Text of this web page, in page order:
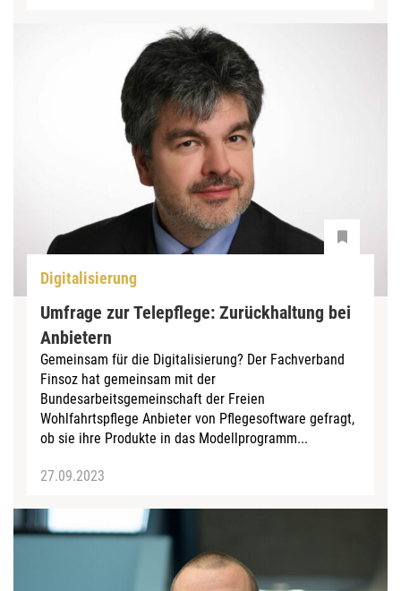
Digitalisierung
Umfrage zur Telepflege: Zurückhaltung bei
Anbietern
Gemeinsam für die Digitalisierung? Der Fachverband
Finsoz hat gemeinsam mit der
Bundesarbeitsgemeinschaft der Freien
Wohlfahrtspflege Anbieter von Pflegesoftware gefragt,
ob sie ihre Produkte in das Modellprogramm...
27.09.2023